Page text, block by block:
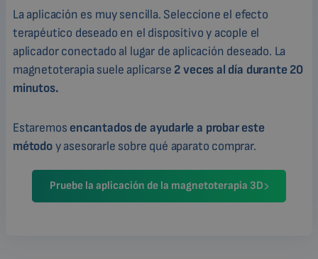
La aplicación es muy sencilla. Seleccione el efecto
terapéutico deseado en el dispositivo y acople el
aplicador conectado al lugar de aplicación deseado. La
magnetoterapia suele aplicarse 2 veces al día durante 20
minutos.
Estaremos encantados de ayudarle a probar este
métodoy asesorarle sobre qué aparato comprar.
Pruebe la aplicación de la magnetoterapia 3D